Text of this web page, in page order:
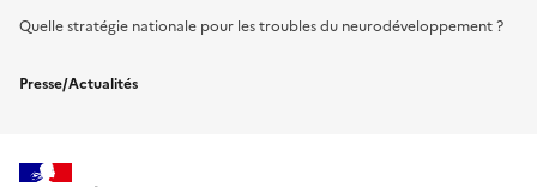
Quelle stratégie nationale pour les troubles du neurodéveloppement ?
Presse/Actualités